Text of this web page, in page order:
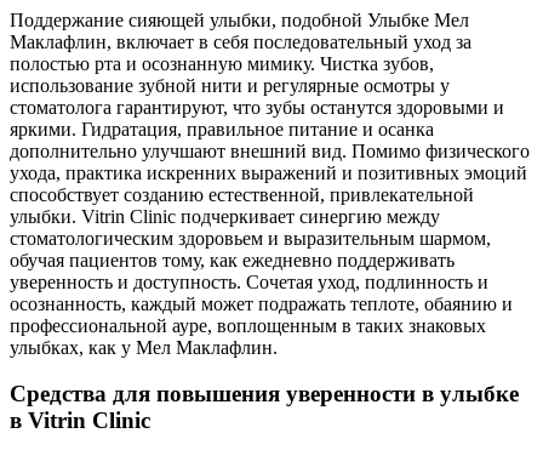
Поддержание сияющей улыбки, подобной Улыбке Мел
Маклафлин, включает в себя последовательный уход за
полостью рта и осознанную мимику. Чистка зубов,
использование зубной нити и регулярные осмотры у
стоматолога гарантируют, что зубы останутся здоровыми и
яркими. Гидратация, правильное питание и осанка
дополнительно улучшают внешний вид. Помимо физического
ухода, практика искренних выражений и позитивных эмоций
способствует созданию естественной, привлекательной
улыбки. Vitrin Clinic подчеркивает синергию между
стоматологическим здоровьем и выразительным шармом,
обучая пациентов тому, как ежедневно поддерживать
уверенность и доступность. Сочетая уход, подлинность и
осознанность, каждый может подражать теплоте, обаянию и
профессиональной ауре, воплощенным в таких знаковых
улыбках, как у Мел Маклафлин.
Средства для повышения уверенности в улыбке
в Vitrin Clinic